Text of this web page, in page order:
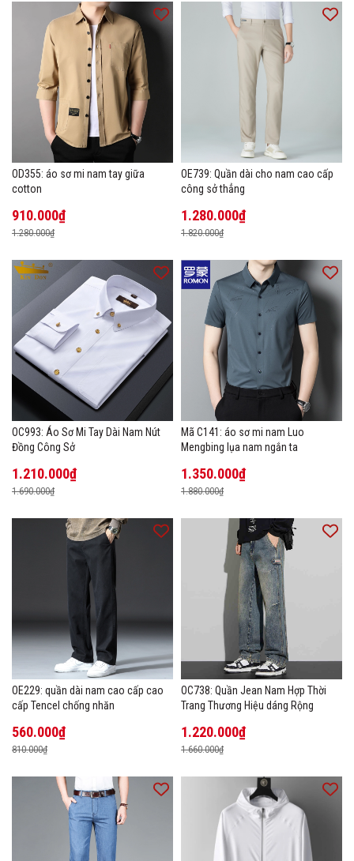
OD355: áo sơ mi nam tay giữa
cotton
910.000₫
1.280.000₫
OE739: Quần dài cho nam cao cấp
công sở thẳng
1.280.000₫
1.820.000₫
OC993: Áo Sơ Mi Tay Dài Nam Nút
Đồng Công Sở
1.210.000₫
1.690.000₫
Mã C141: áo sơ mi nam Luo
Mengbing lụa nam ngắn ta
1.350.000₫
1.880.000₫
OE229: quần dài nam cao cấp cao
cấp Tencel chống nhăn
560.000₫
810.000₫
OC738: Quần Jean Nam Hợp Thời
Trang Thương Hiệu dáng Rộng
1.220.000₫
1.660.000₫